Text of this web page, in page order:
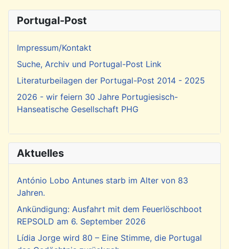
Portugal-Post
Impressum/Kontakt
Suche, Archiv und Portugal-Post Link
Literaturbeilagen der Portugal-Post 2014 - 2025
2026 - wir feiern 30 Jahre Portugiesisch-
Hanseatische Gesellschaft PHG
Aktuelles
António Lobo Antunes starb im Alter von 83
Jahren.
Ankündigung: Ausfahrt mit dem Feuerlöschboot
REPSOLD am 6. September 2026
Lídia Jorge wird 80 – Eine Stimme, die Portugal